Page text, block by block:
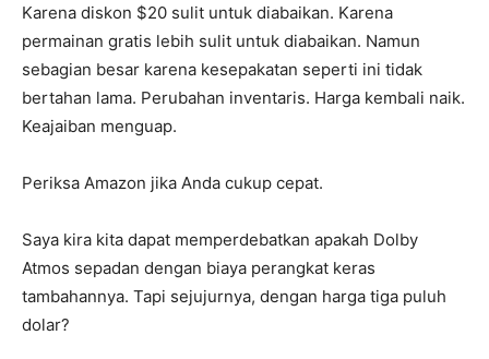
Karena diskon $20 sulit untuk diabaikan. Karena
permainan gratis lebih sulit untuk diabaikan. Namun
sebagian besar karena kesepakatan seperti ini tidak
bertahan lama. Perubahan inventaris. Harga kembali naik.
Keajaiban menguap.
Periksa Amazon jika Anda cukup cepat.
Saya kira kita dapat memperdebatkan apakah Dolby
Atmos sepadan dengan biaya perangkat keras
tambahannya. Tapi sejujurnya, dengan harga tiga puluh
dolar?